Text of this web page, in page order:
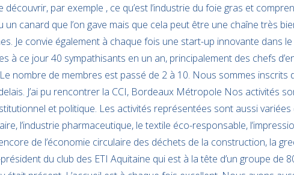
découvrir, par exemple , ce qu’est l’industrie du foie gras et
un canard que l’on gave mais que cela peut être une chaîne très
Je convie également à chaque fois une start-up innovante dans le
à ce jour 40 sympathisants en un an, principalement des chefs
nombre de membres est passé de 2 à 10. Nous sommes inscrits
J’ai pu rencontrer la CCI, Bordeaux Métropole Nos activités
et politique. Les activités représentées sont aussi variées
l’industrie pharmaceutique, le textile éco-responsable,
de l’économie circulaire des déchets de la construction, la
du club des ETI Aquitaine qui est à la tête d’un groupe de